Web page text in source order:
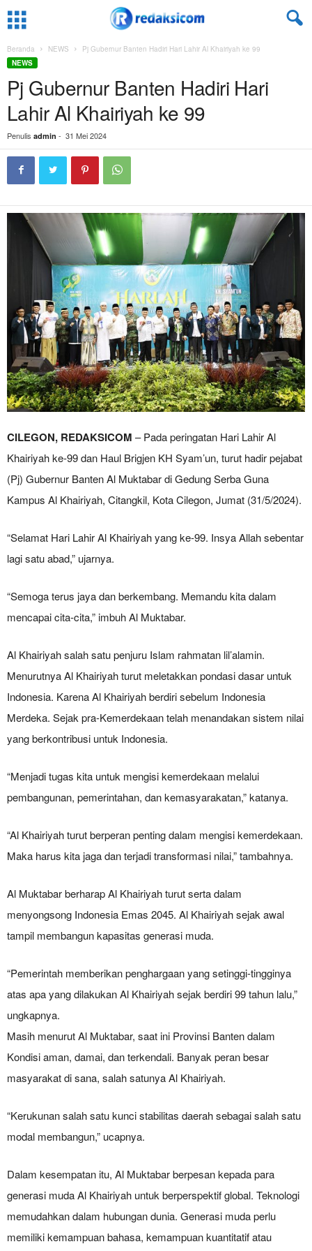
Beranda NEWS
Pj Gubernur Banten Hadiri Hari Lahir Al Khairiyah ke 99
NEWS
Pj Gubernur Banten Hadiri Hari
Lahir Al Khairiyah ke 99
Penulis admin - 31 Mei 2024
CILEGON, REDAKSICOM – Pada peringatan Hari Lahir Al
Khairiyah ke-99 dan Haul Brigjen KH Syam’un, turut hadir pejabat
(Pj) Gubernur Banten Al Muktabar di Gedung Serba Guna
Kampus Al Khairiyah, Citangkil, Kota Cilegon, Jumat (31/5/2024).
“Selamat Hari Lahir Al Khairiyah yang ke-99. Insya Allah sebentar
lagi satu abad,” ujarnya.
“Semoga terus jaya dan berkembang. Memandu kita dalam
mencapai cita-cita,” imbuh Al Muktabar.
Al Khairiyah salah satu penjuru Islam rahmatan lil’alamin.
Menurutnya Al Khairiyah turut meletakkan pondasi dasar untuk
Indonesia. Karena Al Khairiyah berdiri sebelum Indonesia
Merdeka. Sejak pra-Kemerdekaan telah menandakan sistem nilai
yang berkontribusi untuk Indonesia.
“Menjadi tugas kita untuk mengisi kemerdekaan melalui
pembangunan, pemerintahan, dan kemasyarakatan,” katanya.
“Al Khairiyah turut berperan penting dalam mengisi kemerdekaan.
Maka harus kita jaga dan terjadi transformasi nilai,” tambahnya.
Al Muktabar berharap Al Khairiyah turut serta dalam
menyongsong Indonesia Emas 2045. Al Khairiyah sejak awal
tampil membangun kapasitas generasi muda.
“Pemerintah memberikan penghargaan yang setinggi-tingginya
atas apa yang dilakukan Al Khairiyah sejak berdiri 99 tahun lalu,”
ungkapnya.
Masih menurut Al Muktabar, saat ini Provinsi Banten dalam
Kondisi aman, damai, dan terkendali. Banyak peran besar
masyarakat di sana, salah satunya Al Khairiyah.
“Kerukunan salah satu kunci stabilitas daerah sebagai salah satu
modal membangun,” ucapnya.
Dalam kesempatan itu, Al Muktabar berpesan kepada para
generasi muda Al Khairiyah untuk berperspektif global. Teknologi
memudahkan dalam hubungan dunia. Generasi muda perlu
memiliki kemampuan bahasa, kemampuan kuantitatif atau